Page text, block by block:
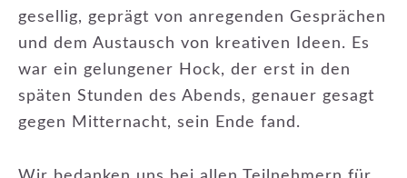
gesellig, geprägt von anregenden Gesprächen
und dem Austausch von kreativen Ideen. Es
war ein gelungener Hock, der erst in den
späten Stunden des Abends, genauer gesagt
gegen Mitternacht, sein Ende fand.